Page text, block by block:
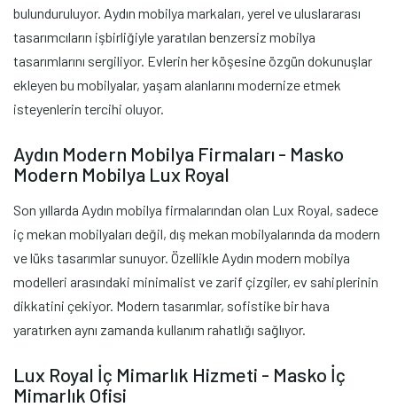
bulunduruluyor. Aydın mobilya markaları, yerel ve uluslararası
tasarımcıların işbirliğiyle yaratılan benzersiz mobilya
tasarımlarını sergiliyor. Evlerin her köşesine özgün dokunuşlar
ekleyen bu mobilyalar, yaşam alanlarını modernize etmek
isteyenlerin tercihi oluyor.
Aydın Modern Mobilya Firmaları - Masko
Modern Mobilya Lux Royal
Son yıllarda Aydın mobilya firmalarından olan Lux Royal, sadece
iç mekan mobilyaları değil, dış mekan mobilyalarında da modern
ve lüks tasarımlar sunuyor. Özellikle Aydın modern mobilya
modelleri arasındaki minimalist ve zarif çizgiler, ev sahiplerinin
dikkatini çekiyor. Modern tasarımlar, sofistike bir hava
yaratırken aynı zamanda kullanım rahatlığı sağlıyor.
Lux Royal İç Mimarlık Hizmeti - Masko İç
Mimarlık Ofisi